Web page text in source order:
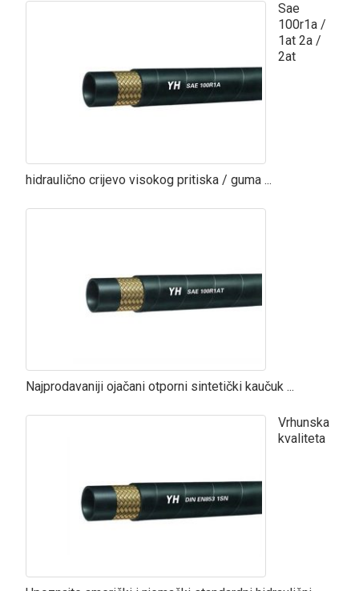
Sae
100r1a /
1at 2a /
2at
hidraulično crijevo visokog pritiska / guma ...
Najprodavaniji ojačani otporni sintetički kaučuk ...
Vrhunska
kvaliteta